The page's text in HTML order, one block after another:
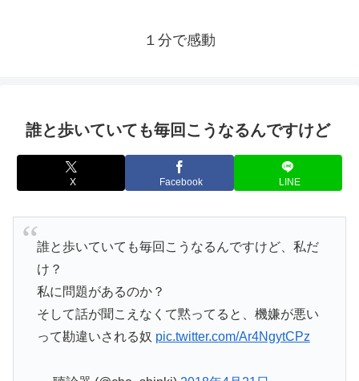
１分で感動
誰と歩いていても毎回こうなるんですけど
X Facebook LINE
誰と歩いていても毎回こうなるんですけど、私だ
け？
私に問題があるのか？
そして話が聞こえなくて黙ってると、機嫌が悪い
って勘違いされる奴 pic.twitter.com/Ar4NgytCPz